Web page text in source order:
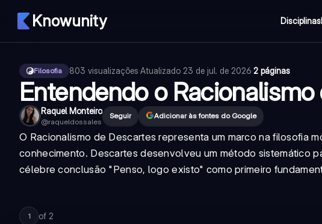
Knowunity Disciplinas
Filosofia 803 visualizações·Atualizado 23 de jul. de 2026·2 páginas
Entendendo o
Raquel Monteiro
@raqueldossales
Seguir Adicionar às fontes do Google
O Racionalismo de Descartes representa um marco na filosofia
conhecimento. Descartes desenvolveu um método sistemático
célebre conclusão "Penso, logo existo" como primeiro
1 of 2